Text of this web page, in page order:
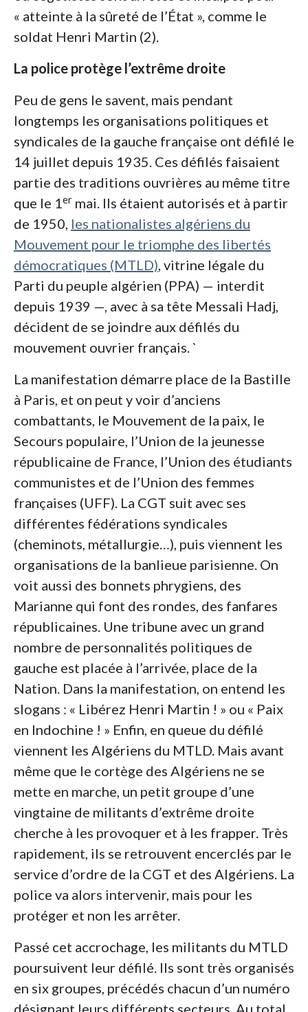
« atteinte à la sûreté de l’État », comme le
soldat Henri Martin (2).
La police protège l’extrême droite
Peu de gens le savent, mais pendant
longtemps les organisations politiques et
syndicales de la gauche française ont défilé le
14 juillet depuis 1935. Ces défilés faisaient
partie des traditions ouvrières au même titre
que le 1er mai. Ils étaient autorisés et à partir
de 1950, les nationalistes algériens du
Mouvement pour le triomphe des libertés
démocratiques (MTLD), vitrine légale du
Parti du peuple algérien (PPA) — interdit
depuis 1939 —, avec à sa tête Messali Hadj,
décident de se joindre aux défilés du
mouvement ouvrier français. `
La manifestation démarre place de la Bastille
à Paris, et on peut y voir d’anciens
combattants, le Mouvement de la paix, le
Secours populaire, l’Union de la jeunesse
républicaine de France, l’Union des étudiants
communistes et de l’Union des femmes
françaises (UFF). La CGT suit avec ses
différentes fédérations syndicales
(cheminots, métallurgie…), puis viennent les
organisations de la banlieue parisienne. On
voit aussi des bonnets phrygiens, des
Marianne qui font des rondes, des fanfares
républicaines. Une tribune avec un grand
nombre de personnalités politiques de
gauche est placée à l’arrivée, place de la
Nation. Dans la manifestation, on entend les
slogans : « Libérez Henri Martin ! » ou « Paix
en Indochine ! » Enfin, en queue du défilé
viennent les Algériens du MTLD. Mais avant
même que le cortège des Algériens ne se
mette en marche, un petit groupe d’une
vingtaine de militants d’extrême droite
cherche à les provoquer et à les frapper. Très
rapidement, ils se retrouvent encerclés par le
service d’ordre de la CGT et des Algériens. La
police va alors intervenir, mais pour les
protéger et non les arrêter.
Passé cet accrochage, les militants du MTLD
poursuivent leur défilé. Ils sont très organisés
en six groupes, précédés chacun d’un numéro